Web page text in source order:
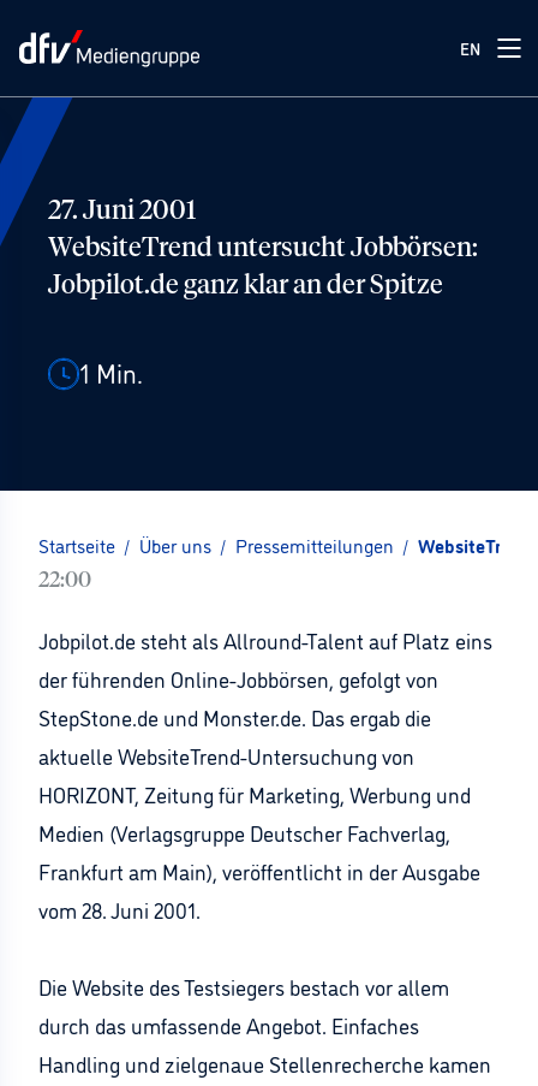
EN
27. Juni 2001
WebsiteTrend untersucht Jobbörsen:
Jobpilot.de ganz klar an der Spitze
1 Min.
Startseite / Über uns / Pressemitteilungen /
22:00
Jobpilot.de steht als Allround-Talent auf Platz eins
der führenden Online-Jobbörsen, gefolgt von
StepStone.de und Monster.de. Das ergab die
aktuelle WebsiteTrend-Untersuchung von
HORIZONT, Zeitung für Marketing, Werbung und
Medien (Verlagsgruppe Deutscher Fachverlag,
Frankfurt am Main), veröffentlicht in der Ausgabe
vom 28. Juni 2001.
Die Website des Testsiegers bestach vor allem
durch das umfassende Angebot. Einfaches
Handling und zielgenaue Stellenrecherche kamen